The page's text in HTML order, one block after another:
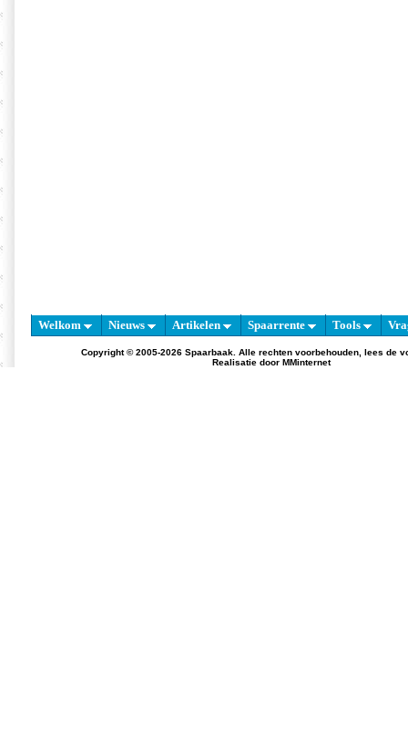
Welkom Nieuws Artikelen Spaarrente Tools
Copyright © 2005-2026 Spaarbaak. Alle rechten voorbehouden, lees de
Realisatie door MMinternet